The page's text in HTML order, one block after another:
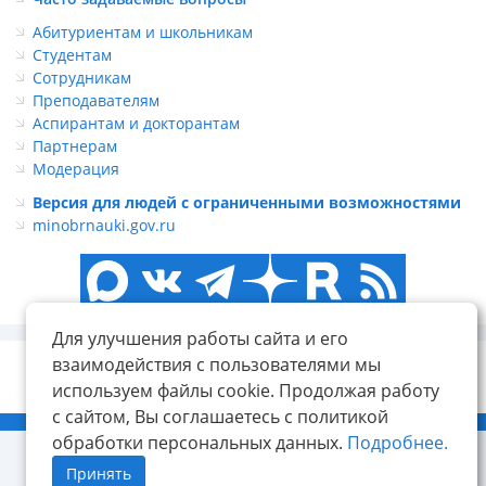
Для улучшения работы сайта и его
взаимодействия с пользователями мы
используем файлы cookie. Продолжая работу
с сайтом, Вы соглашаетесь с политикой
обработки персональных данных. Подробнее.
Принять
Абитуриентам и школьникам
Студентам
Сотрудникам
Преподавателям
Аспирантам и докторантам
Партнерам
Модерация
Версия для людей с ограниченными возможностями
minobrnauki.gov.ru
© ФГБОУ ВО «КнАГУ», 2014-2026